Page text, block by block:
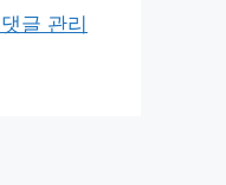
글 관리